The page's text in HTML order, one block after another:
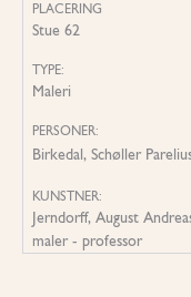
PLACERING
Stue 62
TYPE:
Maleri
PERSONER:
Birkedal, Schøller
KUNSTNER:
Jerndorff, August
maler - professor